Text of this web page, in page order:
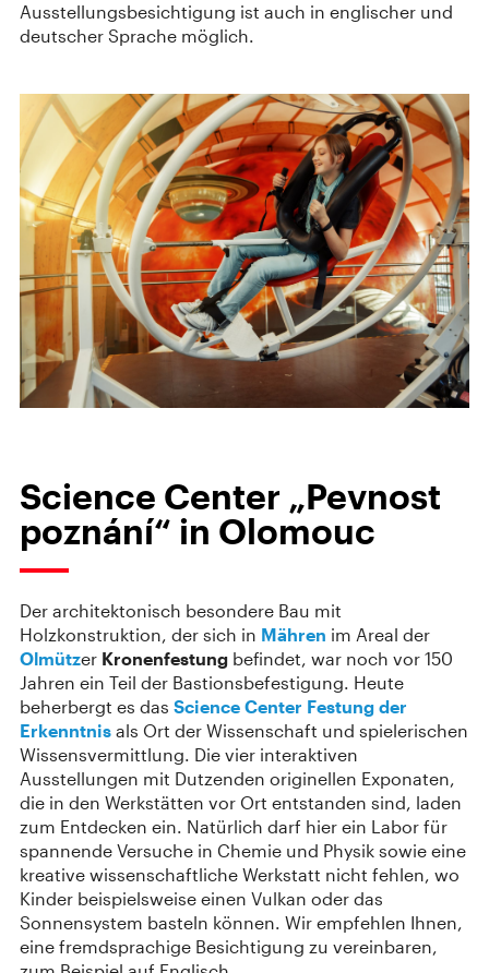
Ausstellungsbesichtigung ist auch in englischer und
deutscher Sprache möglich.
Science Center „Pevnost
poznání“ in Olomouc
Der architektonisch besondere Bau mit
Holzkonstruktion, der sich in Mähren im Areal der
Olmützer Kronenfestung befindet, war noch vor 150
Jahren ein Teil der Bastionsbefestigung. Heute
beherbergt es das Science Center Festung der
Erkenntnis als Ort der Wissenschaft und spielerischen
Wissensvermittlung. Die vier interaktiven
Ausstellungen mit Dutzenden originellen Exponaten,
die in den Werkstätten vor Ort entstanden sind, laden
zum Entdecken ein. Natürlich darf hier ein Labor für
spannende Versuche in Chemie und Physik sowie eine
kreative wissenschaftliche Werkstatt nicht fehlen, wo
Kinder beispielsweise einen Vulkan oder das
Sonnensystem basteln können. Wir empfehlen Ihnen,
eine fremdsprachige Besichtigung zu vereinbaren,